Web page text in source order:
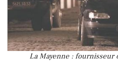
La Mayenne : fournisseur